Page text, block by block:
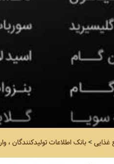
غذایی>بانک اطلاعات تولیدکنندگان ،